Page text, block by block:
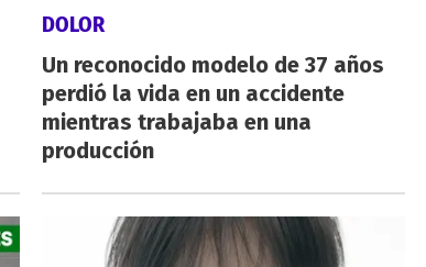
DOLOR
Un reconocido modelo de 37 años
perdió la vida en un accidente
mientras trabajaba en una
producción